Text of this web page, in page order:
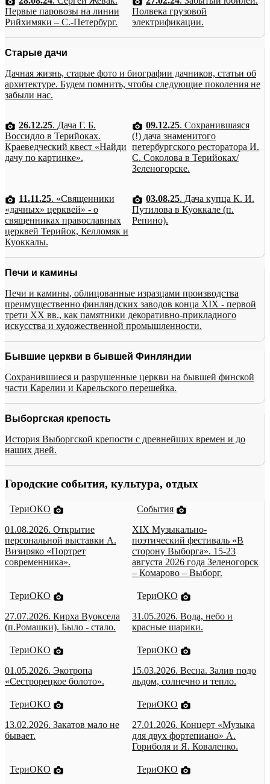
Первые паровозы на линии
Рийхимяки – С.-Петербург.
Полвека грузовой
электрификации.
Старые дачи
Дачная жизнь, старые фото и биографии дачников, статьи об
архитектуре. Будем помнить, чтобы следующие поколения не
забыли нас.
26.12.25. Дача Г. Б.
Воссидло в Терийоках.
Краеведческий квест «Найди
дачу по картинке».
09.12.25. Сохранившаяся
(!) дача знаменитого
петербургского ресторатора И.
С. Соколова в Терийоках/
Зеленогорске.
11.11.25. «Священники
«дачных» церквей» - о
священниках православных
церквей Терийок, Келломяк и
Куоккалы.
03.08.25. Дача купца К. И.
Путилова в Куоккале (п.
Репино).
Печи и камины
Печи и камины, облицованные изразцами производства
преимущественно финляндских заводов конца XIX - первой
трети XX вв., как памятники декоративно-прикладного
искусства и художественной промышленности.
Бывшие церкви в бывшей Финляндии
Сохранившиеся и разрушенные церкви на бывшей финской
части Карелии и Карельского перешейка.
Выборгская крепость
История Выборгской крепости с древнейших времен и до
наших дней.
Городские события, культура, отдых
ТериОКО
01.08.2026. Открытие
персональной выставки А.
Визиряко «Портрет
современника».
События
XIX Музыкально-
поэтический фестиваль «В
сторону Выборга». 15-23
августа 2026 года Зеленогорск
– Комарово – Выборг.
ТериОКО
27.07.2026. Кирха Вуоксела
(п.Ромашки). Было - стало.
ТериОКО
31.05.2026. Вода, небо и
красные шарики.
ТериОКО
01.05.2026. Экотропа
«Сестрорецкое болото».
ТериОКО
15.03.2026. Весна. Залив подо
льдом, солнечно и тепло.
ТериОКО
13.02.2026. Закатов мало не
бывает.
ТериОКО
27.01.2026. Концерт «Музыка
для двух фортепиано» А.
Гориболя и Я. Коваленко.
ТериОКО
ТериОКО